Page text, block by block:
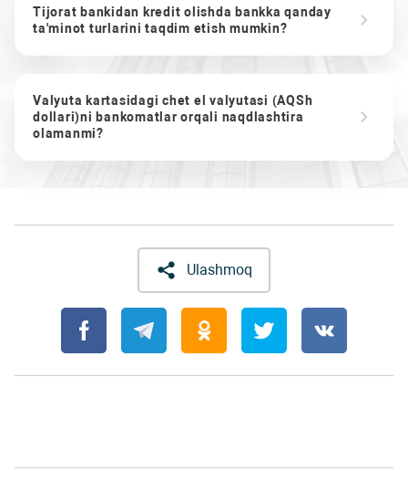
Tijorat bankidan kredit olishda bankka qanday
ta'minot turlarini taqdim etish mumkin?
Valyuta kartasidagi chet el valyutasi (AQSh
dollari)ni bankomatlar orqali naqdlashtira
olamanmi?
Ulashmoq